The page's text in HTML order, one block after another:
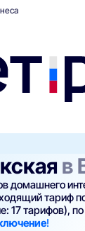
в
домашнего
тариф
17 тарифов),
!